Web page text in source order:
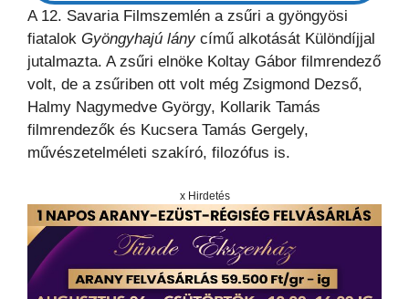
A 12. Savaria Filmszemlén a zsűri a gyöngyösi
fiatalok Gyöngyhajú lánycímű alkotását Különdíjjal
jutalmazta. A zsűri elnöke Koltay Gábor filmrendező
volt, de a zsűriben ott volt még Zsigmond Dezső,
Halmy Nagymedve György, Kollarik Tamás
filmrendezők és Kucsera Tamás Gergely,
művészetelméleti szakíró, filozófus is.
x Hirdetés